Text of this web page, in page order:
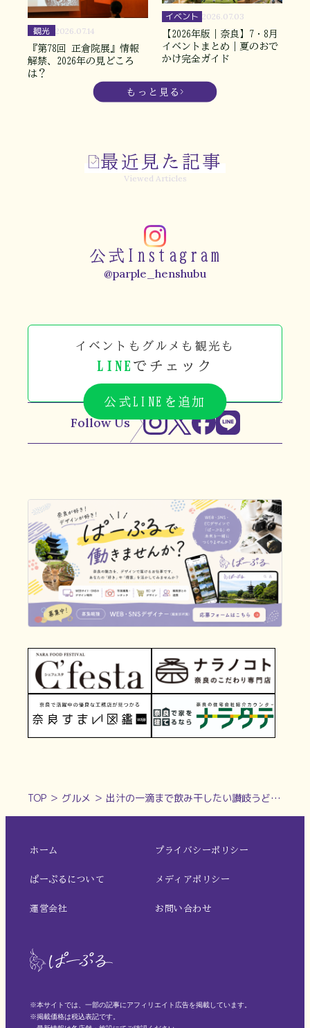
観光 2026.07.14
『第78回 正倉院展』情報
解禁、2026年の見どころ
は？
イベント 2026.07.03
【2026年版｜奈良】7・8月
イベントまとめ｜夏のおで
かけ完全ガイド
もっと見る
最近見た記事
Viewed Articles
公式Instagram
@parple_henshubu
イベントもグルメも観光も
LINE でチェック
公式LINEを追加
Follow Us
TOP ＞ グルメ ＞ 出汁の一滴まで飲み干したい讃岐うどんの新店が登場！『自家製うどん うさ』（天理）
ホーム
ぱーぷるについて
運営会社
プライバシーポリシー
メディアポリシー
お問い合わせ
※本サイトでは、一部の記事にアフィリエイト広告を掲載しています。
※掲載価格は税込表記です。